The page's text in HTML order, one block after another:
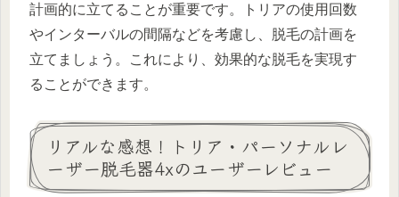
計画的に立てることが重要です。トリアの使用回数
やインターバルの間隔などを考慮し、脱毛の計画を
立てましょう。これにより、効果的な脱毛を実現す
ることができます。
リアルな感想！トリア・パーソナルレ
ーザー脱毛器4xのユーザーレビュー